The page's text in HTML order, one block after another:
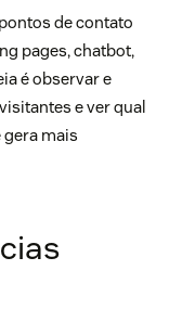
de contato
pages, chatbot,
é observar e
e ver qual
mais